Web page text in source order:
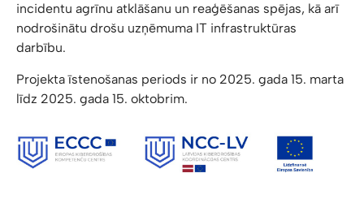
incidentu agrīnu atklāšanu un reaģēšanas spējas, kā arī
nodrošinātu drošu uzņēmuma IT infrastruktūras
darbību.
Projekta īstenošanas periods ir no 2025. gada 15. marta
līdz 2025. gada 15. oktobrim.